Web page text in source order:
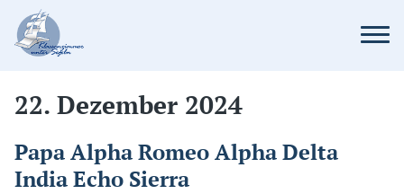
22. Dezember 2024
Papa Alpha Romeo Alpha Delta
India Echo Sierra